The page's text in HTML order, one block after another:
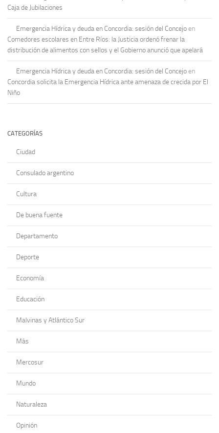
Caja de Jubilaciones
Emergencia Hídrica y deuda en Concordia: sesión del Concejo en
Comedores escolares en Entre Ríos: la Justicia ordenó frenar la
distribución de alimentos con sellos y el Gobierno anunció que apelará
Emergencia Hídrica y deuda en Concordia: sesión del Concejo en
Concordia solicita la Emergencia Hídrica ante amenaza de crecida por El
Niño
CATEGORÍAS
Ciudad
Consulado argentino
Cultura
De buena fuente
Departamento
Deporte
Economía
Educación
Malvinas y Atlántico Sur
Más
Mercosur
Mundo
Naturaleza
Opinión